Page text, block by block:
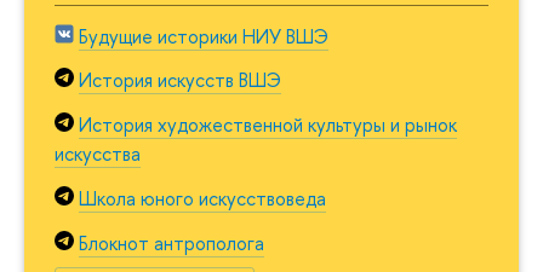
Будущие историки НИУ ВШЭ
История искусств ВШЭ
История художественной культуры и рынок
искусства
Школа юного искусствоведа
Блокнот антрополога